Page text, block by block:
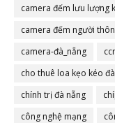
camera đếm lưu lượng
camera đếm người
camera-đà_nẵng
cho thuê loa kẹo kéo
chính trị đà nẵng
công nghệ mạng